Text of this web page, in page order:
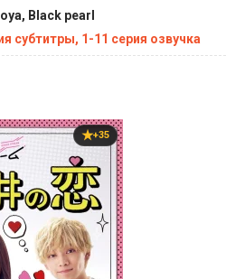
Black pearl
субтитры, 1-11 серия озвучка
+35